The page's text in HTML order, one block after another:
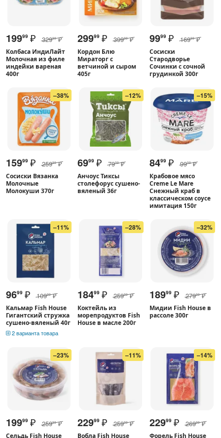
19999 ₽ 32999 ₽
Колбаса ИндиЛайт
Молочная из филе
индейки вареная
400г
29999 ₽ 39999 ₽
Кордон Блю
Мираторг с
ветчиной и сыром
405г
9999 ₽ 16999 ₽
Сосиски
Стародворье
Сочинки с сочной
грудинкой 300г
–38%
15999 ₽ 25999 ₽
Сосиски Вязанка
Молочные
Молокуши 370г
–12%
6999 ₽ 7999 ₽
Анчоус Тиксы
столефорус сушено-
вяленый 36г
–15%
8499 ₽ 9999 ₽
Крабовое мясо
Creme Le Mare
Снежный краб в
классическом соусе
имитация 150г
–11%
9699 ₽ 10999 ₽
Кальмар Fish House
Гигантский стружка
сушено-вяленый 40г
2 варианта товара
–28%
18499 ₽ 25999 ₽
Коктейль из
морепродуктов Fish
House в масле 200г
–32%
18999 ₽ 27999 ₽
Мидии Fish House в
рассоле 300г
–23%
19999 ₽ 25999 ₽
Сельдь Fish House
–11%
22999 ₽ 25999 ₽
Вобла Fish House
–14%
22999 ₽ 26999 ₽
Форель Fish House